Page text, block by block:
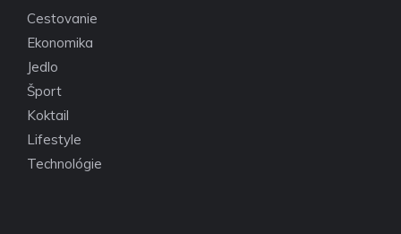
Cestovanie
Ekonomika
Jedlo
Šport
Koktail
Lifestyle
Technológie